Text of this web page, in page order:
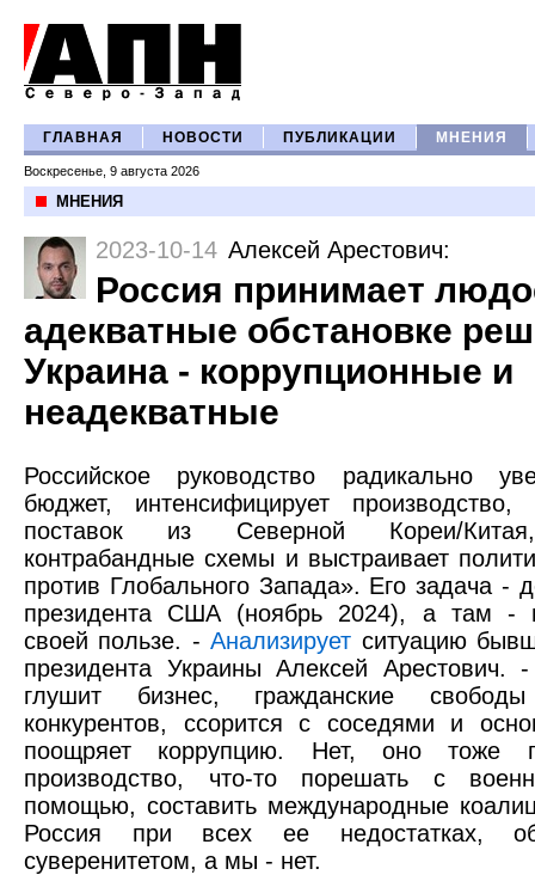
ГЛАВНАЯ НОВОСТИ ПУБЛИКАЦИИ МНЕНИЯ
Воскресенье, 9 августа 2026
МНЕНИЯ
2023-10-14 Алексей Арестович:
Россия принимает
адекватные обстановке
Украина - коррупционные и
неадекватные
Российское руководство радикально
бюджет, интенсифицирует производство,
поставок из Северной Кореи/Китая,
контрабандные схемы и выстраивает
против Глобального Запада». Его задача -
президента США (ноябрь 2024), а там -
своей пользе. -Анализирует ситуацию
президента Украины Алексей Арестович.
глушит бизнес, гражданские
конкурентов, ссорится с соседями и
поощряет коррупцию. Нет, оно тоже
производство, что-то порешать с
помощью, составить международные
Россия при всех ее недостатках,
суверенитетом, а мы - нет.